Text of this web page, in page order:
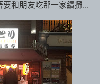
要和朋友吃那一家續攤...